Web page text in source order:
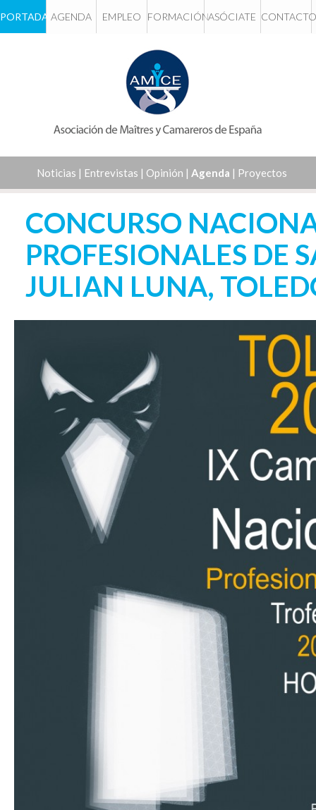
PORTADA AGENDA EMPLEO FORMACIÓNASÓCIATE
Noticias | Entrevistas | Opinión | Agenda | Proyectos
CONCURSO
PROFESIONALES DE
JULIAN LUNA,